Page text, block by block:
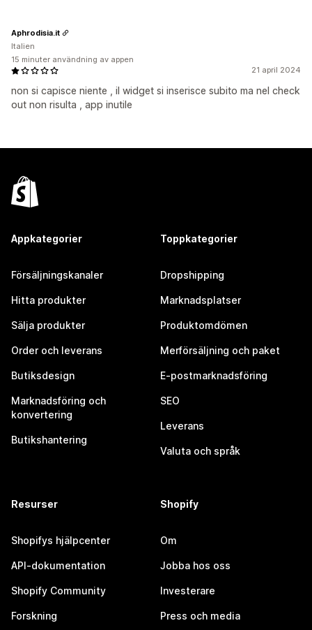
21 april 2024
non si capisce niente , il widget si inserisce subito ma nel check
out non risulta , app inutile
Aphrodisia.it
Italien
15 minuter användning av appen
Appkategorier
Försäljningskanaler
Hitta produkter
Sälja produkter
Order och leverans
Butiksdesign
Marknadsföring och
konvertering
Butikshantering
Toppkategorier
Dropshipping
Marknadsplatser
Produktomdömen
Merförsäljning och paket
E-postmarknadsföring
SEO
Leverans
Valuta och språk
Resurser
Shopifys hjälpcenter
API-dokumentation
Shopify Community
Forskning
Shopify
Om
Jobba hos oss
Investerare
Press och media